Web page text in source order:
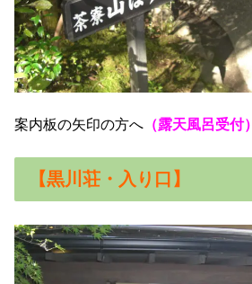
案内板の矢印の方へ （露天風呂受付）
【黒川荘・入り口】